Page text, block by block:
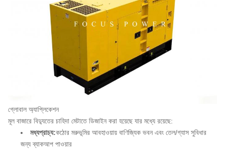
গ্লোবাল অ্যাপ্লিকেশন
মূল বাজারে বিদ্যুতের চাহিদা মেটাতে ডিজাইন করা হয়েছে যার মধ্যে রয়েছে:
মধ্যপ্রাচ্য:কঠোর মরুভূমির আবহাওয়ায় বাণিজ্যিক ভবন এবং তেল/গ্যাস সুবিধার
জন্য ব্যাকআপ পাওয়ার